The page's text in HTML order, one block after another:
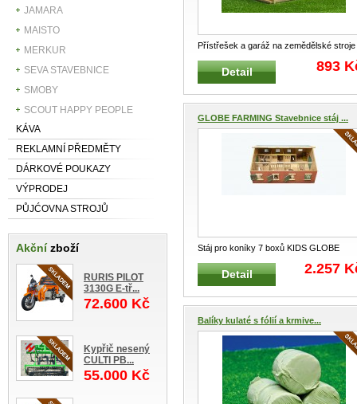
JAMARA
MAISTO
MERKUR
SEVA STAVEBNICE
SMOBY
SCOUT HAPPY PEOPLE
KÁVA
REKLAMNÍ PŘEDMĚTY
DÁRKOVÉ POUKAZY
VÝPRODEJ
PŮJĆOVNA STROJŮ
Akčnízboží
RURIS PILOT
3130G E-tř...
72.600 Kč
Kypřič nesený
CULTI PB...
55.000 Kč
Přístřešek a garáž na zemědělské stroje
KIDS GLOBE FARMING 610047 ...
Detail 893
GLOBE FARMING Stavebnice stáj ...
Stáj pro koníky 7 boxů KIDS GLOBE
FARMING 610595 Velmi kvalitní s...
Detail 2.257
Balíky kulaté s fólií a krmive...